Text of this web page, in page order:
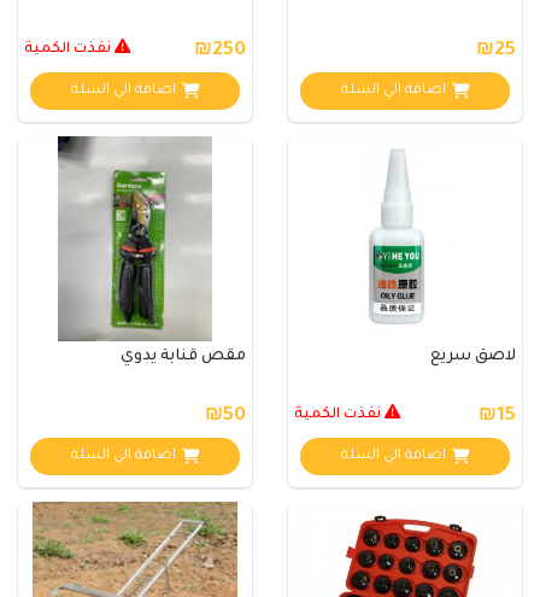
₪25
اضافة الي السلة
₪250 نفذت الكمية
اضافة الي السلة
لاصق سريع
₪15 نفذت الكمية
اضافة الي السلة
مقص قنابة يدوي
₪50
اضافة الي السلة